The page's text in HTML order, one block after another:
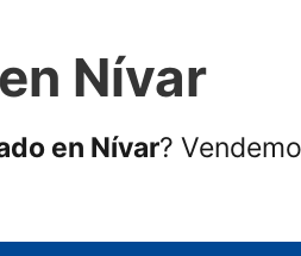
Nívar
en Nívar?